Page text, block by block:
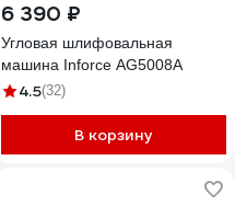
6 390 ₽
Угловая шлифовальная
машина Inforce AG5008A
4.5(32)
В корзину